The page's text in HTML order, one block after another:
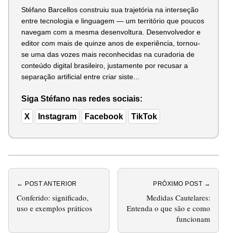
Stéfano Barcellos construiu sua trajetória na interseção
entre tecnologia e linguagem — um território que poucos
navegam com a mesma desenvoltura. Desenvolvedor e
editor com mais de quinze anos de experiência, tornou-
se uma das vozes mais reconhecidas na curadoria de
conteúdo digital brasileiro, justamente por recusar a
separação artificial entre criar siste...
Siga Stéfano nas redes sociais:
X Instagram Facebook TikTok
← POST ANTERIOR
Conferido: significado,
uso e exemplos práticos
PRÓXIMO POST →
Medidas Cautelares:
Entenda o que são e como
funcionam